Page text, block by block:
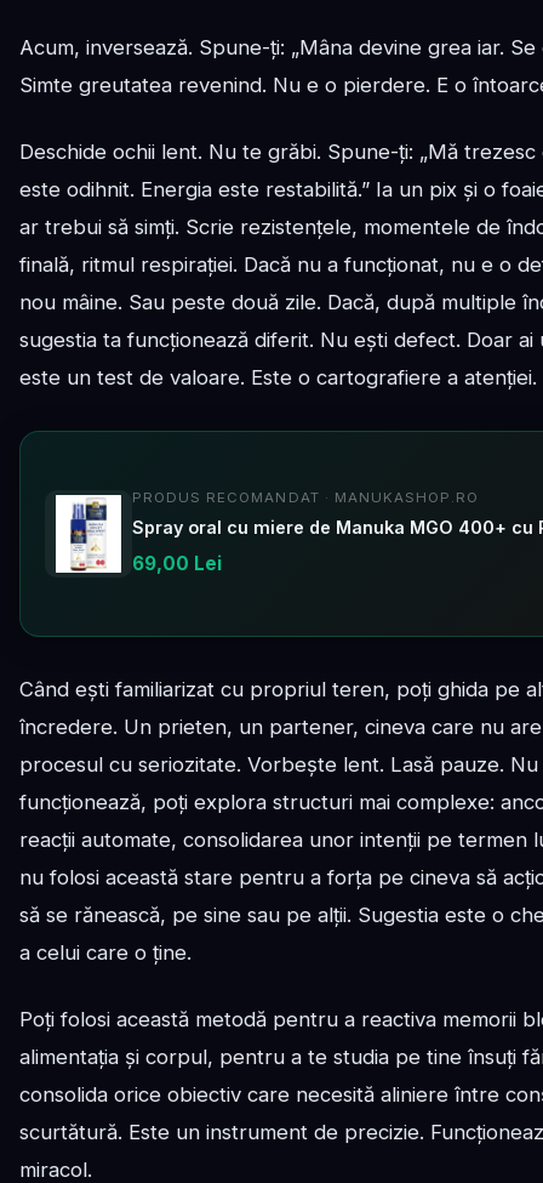
Acum, inversează. Spune-ți: „Mâna devine grea iar.
Simte greutatea revenind. Nu e o pierdere. E o
Deschide ochii lent. Nu te grăbi. Spune-ți: „Mă
este odihnit. Energia este restabilită.” Ia un pix și o
ar trebui să simți. Scrie rezistențele, momentele de
finală, ritmul respirației. Dacă nu a funcționat, nu e o
nou mâine. Sau peste două zile. Dacă, după multiple
sugestia ta funcționează diferit. Nu ești defect. Doar
este un test de valoare. Este o cartografiere a atenției.
PRODUS RECOMANDAT · MANUKASHOP.RO
69,00 Lei
Când ești familiarizat cu propriul teren, poți ghida pe
încredere. Un prieten, un partener, cineva care nu
procesul cu seriozitate. Vorbește lent. Lasă pauze.
funcționează, poți explora structuri mai complexe:
reacții automate, consolidarea unor intenții pe termen
nu folosi această stare pentru a forța pe cineva să
să se rănească, pe sine sau pe alții. Sugestia este o
a celui care o ține.
Poți folosi această metodă pentru a reactiva memorii
alimentația și corpul, pentru a te studia pe tine însuți
consolida orice obiectiv care necesită aliniere între
scurtătură. Este un instrument de precizie.
miracol.